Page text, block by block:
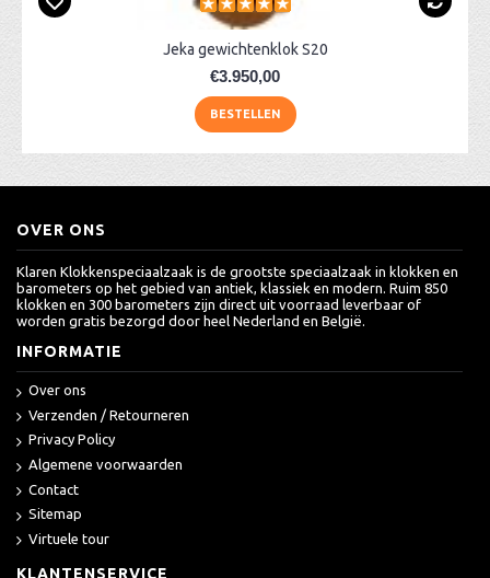
Jeka gewichtenklok S20
€3.950,00
BESTELLEN
OVER ONS
Klaren Klokkenspeciaalzaak is de grootste speciaalzaak in klokken en
barometers op het gebied van antiek, klassiek en modern. Ruim 850
klokken en 300 barometers zijn direct uit voorraad leverbaar of
worden gratis bezorgd door heel Nederland en België.
INFORMATIE
Over ons
Verzenden / Retourneren
Privacy Policy
Algemene voorwaarden
Contact
Sitemap
Virtuele tour
KLANTENSERVICE